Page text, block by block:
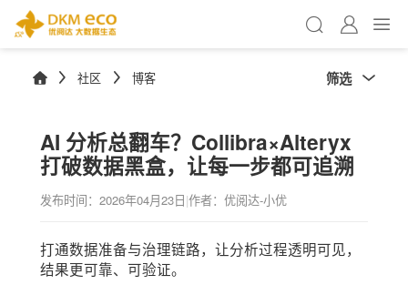
社区 博客 筛选
AI 分析总翻车？Collibra×Alteryx
打破数据黑盒，让每一步都可追溯
发布时间： 2026年04月23日|作者：优阅达-小优
打通数据准备与治理链路，让分析过程透明可见，
结果更可靠、可验证。